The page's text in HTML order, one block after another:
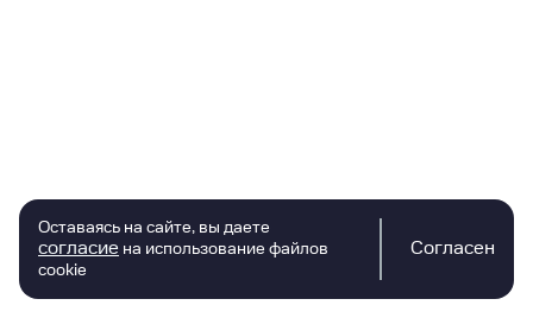
Оставаясь на сайте, вы даете
согласие на использование файлов
cookie
Согласен